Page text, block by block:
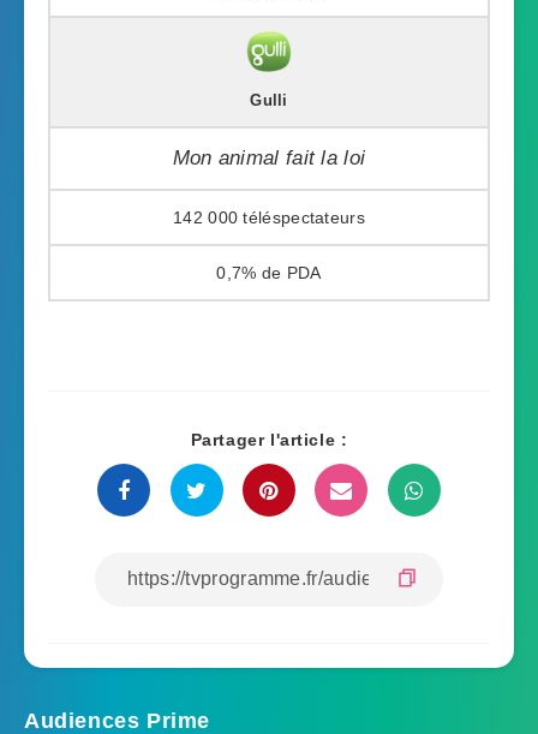
Gulli
Mon animal fait la loi
142 000
0,7%
Partager l'article :
Audiences Prime